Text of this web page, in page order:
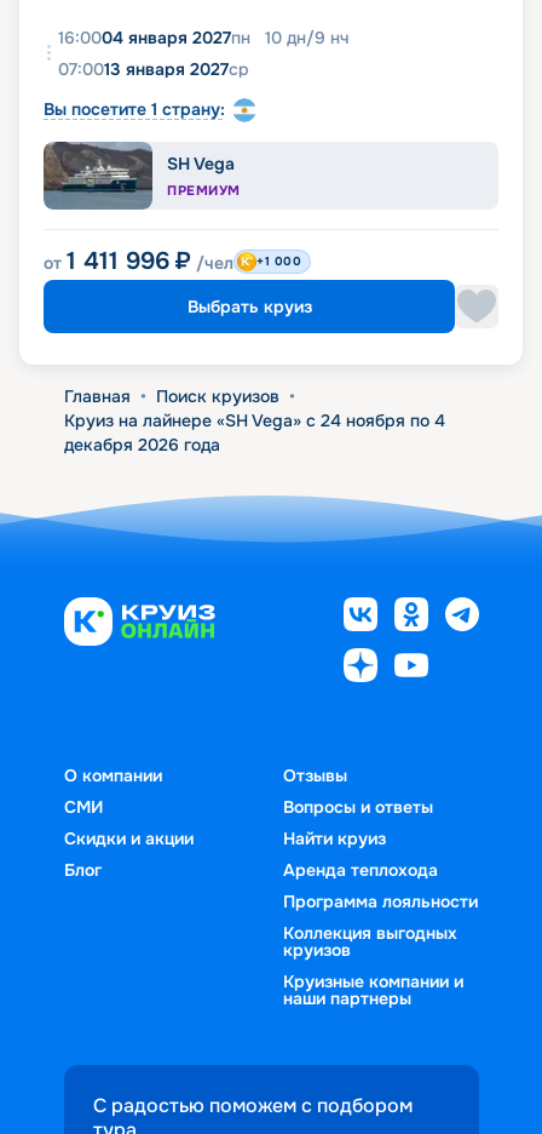
16:0004 января 2027пн 10 дн/9 нч
07:0013 января 2027ср
Вы посетите 1 страну:
SH Vega
ПРЕМИУМ
от 1 411 996 ₽ /чел +1 000
Выбрать круиз
Главная • Поиск круизов •
Круиз на лайнере «SH Vega» с 24 ноября по 4
декабря 2026 года
О компании
СМИ
Скидки и акции
Блог
Отзывы
Вопросы и ответы
Найти круиз
Аренда теплохода
Программа лояльности
Коллекция выгодных
круизов
Круизные компании и
наши партнеры
С радостью поможем с подбором